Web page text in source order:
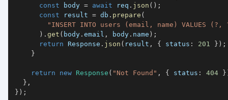
const body = await req . json ( ) ;
const result = db . prepare (
"INSERT INTO users (email, name) VALUES (?,
) . get ( body . email , body . name ) ;
return Response . json ( result , { status : 201 } ) ;
}
return new Response ( "Not Found" , { status : 404 }
} ,
} ) ;